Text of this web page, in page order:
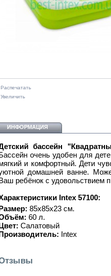
Распечатать
Увеличить
ИНФОРМАЦИЯ
бассейн
очень удобен для
и комфортный. Дети
домашней ванне.
ребёнок с удовольствием
Intex 57100:
85x85x23 см.
60 л.
Салатовый
Intex